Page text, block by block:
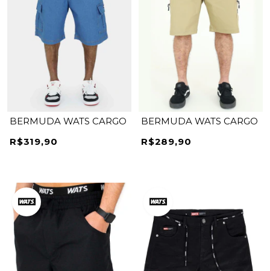
BERMUDA WATS CARGO
R$319,90
BERMUDA WATS CARGO
R$289,90